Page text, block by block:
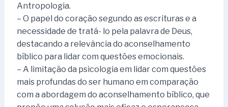
Antropologia.
– O papel do coração segundo as escrituras e a
necessidade de tratá- lo pela palavra de Deus,
destacando a relevância do aconselhamento
bíblico para lidar com questões emocionais.
– A limitação da psicologia em lidar com questões
mais profundas do ser humano em comparação
com a abordagem do aconselhamento bíblico, que